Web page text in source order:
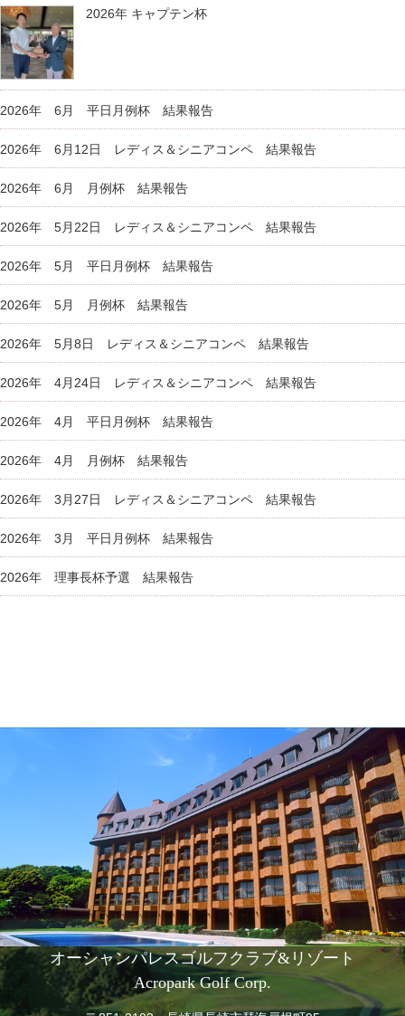
2026年 キャプテン杯
2026年 6月 平日月例杯 結果報告
2026年 6月12日 レディス＆シニアコンペ 結果報告
2026年 6月 月例杯 結果報告
2026年 5月22日 レディス＆シニアコンペ 結果報告
2026年 5月 平日月例杯 結果報告
2026年 5月 月例杯 結果報告
2026年 5月8日 レディス＆シニアコンペ 結果報告
2026年 4月24日 レディス＆シニアコンペ 結果報告
2026年 4月 平日月例杯 結果報告
2026年 4月 月例杯 結果報告
2026年 3月27日 レディス＆シニアコンペ 結果報告
2026年 3月 平日月例杯 結果報告
2026年 理事長杯予選 結果報告
オーシャンパレスゴルフクラブ&リゾート
Acropark Golf Corp.